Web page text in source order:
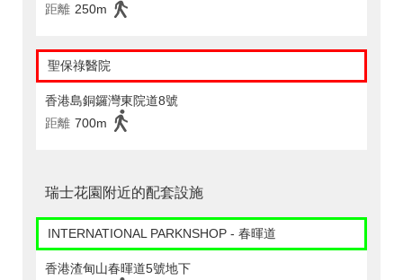
距離 250m
聖保祿醫院
香港島銅鑼灣東院道8號
距離 700m
瑞士花園附近的配套設施
INTERNATIONAL PARKNSHOP - 春暉道
香港渣甸山春暉道5號地下